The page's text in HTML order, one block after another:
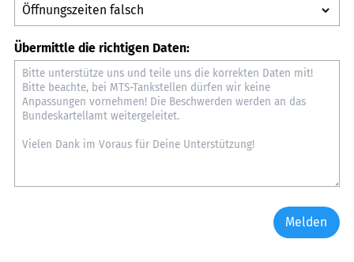
Übermittle die richtigen Daten:
Melden